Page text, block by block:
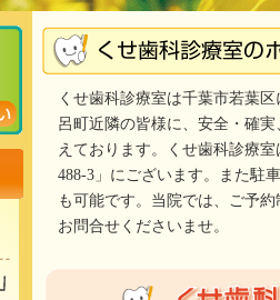
くせ歯科診療室は千葉市若葉
呂町近隣の皆様に、安全・確
えております。くせ歯科診療
488-3」にございます。また駐
も可能です。当院では、ご予
お問合せくださいませ。